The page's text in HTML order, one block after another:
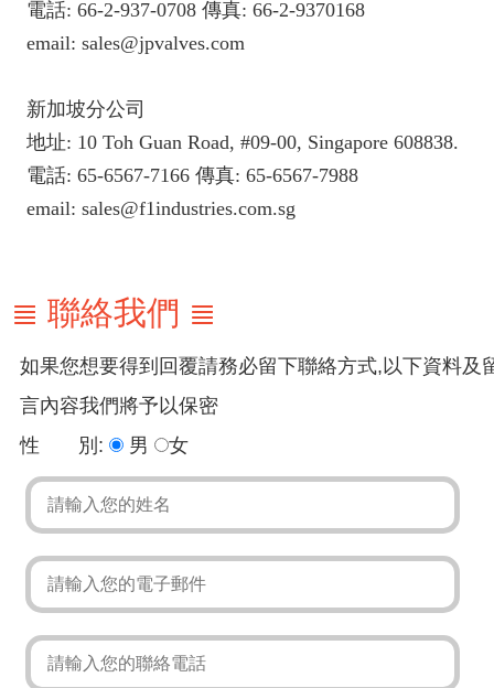
電話: 66-2-937-0708 傳真: 66-2-9370168
email: sales@jpvalves.com
新加坡分公司
地址: 10 Toh Guan Road, #09-00, Singapore 608838.
電話: 65-6567-7166 傳真: 65-6567-7988
email: sales@f1industries.com.sg
≣ 聯絡我們 ≣
如果您想要得到回覆請務必留下聯絡方式,以下資料及
言內容我們將予以保密
性 別:
男 女